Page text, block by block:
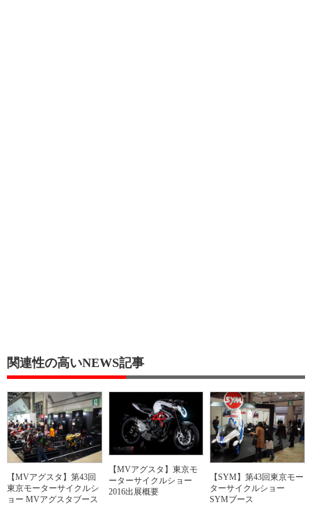
関連性の高いNEWS記事
【MVアグスタ】第43回
東京モーターサイクルシ
ョー MVアグスタブース
【MVアグスタ】東京モ
ーターサイクルショー
2016出展概要
【SYM】第43回東京モー
ターサイクルショー
SYMブース